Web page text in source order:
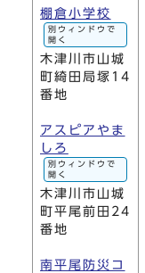
棚倉小学校
別ウィンドウで
開く
木津川市山城
町綺田局塚14
番地
アスピアやま
しろ
別ウィンドウで
開く
木津川市山城
町平尾前田24
番地
南平尾防災コ